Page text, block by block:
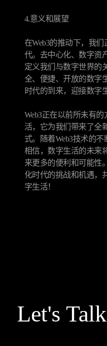
4.意义和展望
在Web3的推动下，我
代。去中心化、数字资
定义我们与数字世界的
全、便捷、开放的数字
时代的到来，迎接数字
Web3正在以前所未有
活，它为我们带来了全
式。随着Web3技术的
相信，数字生活的未来
来更多的便利和可能性
化时代的挑战和机遇，
字生活！
Let's Talk